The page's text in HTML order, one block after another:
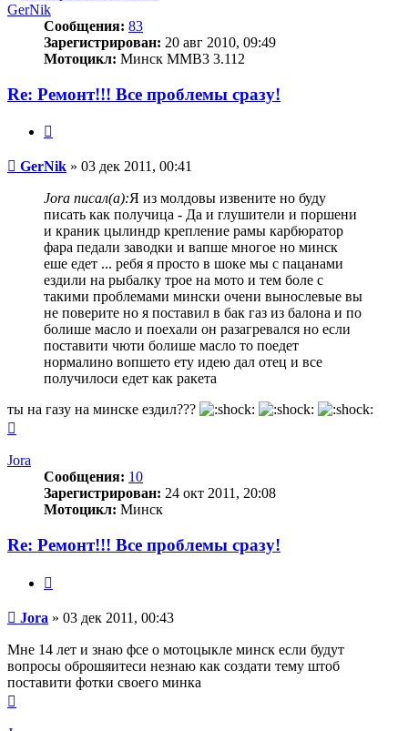
GerNik
Сообщения: 83
Зарегистрирован: 20 авг 2010, 09:49
Мотоцикл: Минск ММВ3 3.112
Re: Ремонт!!! Все проблемы сразу!
Сообщение
GerNik » 03 дек 2011, 00:41
Jora писал(а):Я из молдовы извените но буду
писать как получица - Да и глушители и поршени
и краник цылиндр крепление рамы карбюратор
фара педали заводки и вапше многое но минск
еше едет ... ребя я просто в шоке мы с пацанами
ездили на рыбалку трое на мото и тем боле с
такими проблемами мински очени вынослевые вы
не поверите но я поставил в бак газ из балона и по
болише масло и поехали он разагревался но если
поставити чюти болише масло то поедет
нормалино вопшето ету идею дал отец и все
получилоси едет как ракета
ты на газу на минске ездил???
началу
Jora
Сообщения: 10
Зарегистрирован: 24 окт 2011, 20:08
Мотоцикл: Минск
Re: Ремонт!!! Все проблемы сразу!
Сообщение
Jora » 03 дек 2011, 00:43
Мне 14 лет и знаю фсе о мотоцыкле минск если будут
вопросы оброшяитеси незнаю как создати тему штоб
поставити фотки своего минка